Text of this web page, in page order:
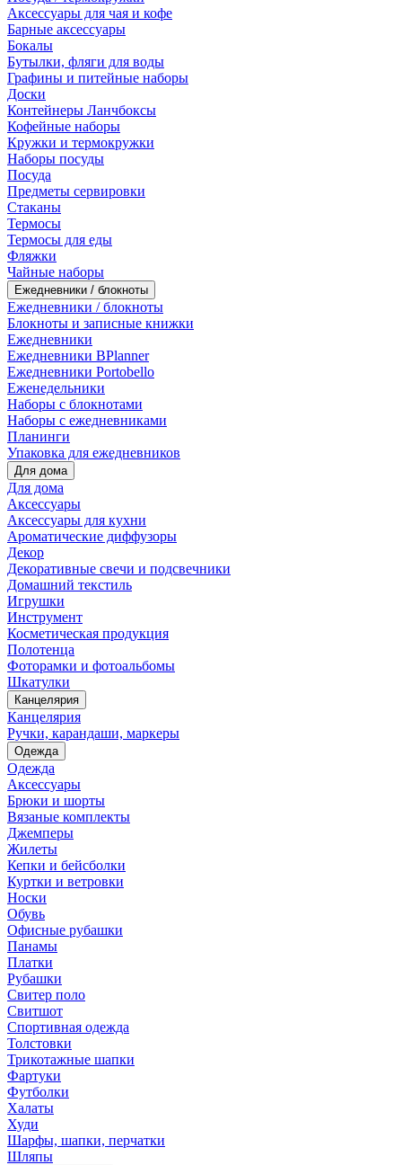
Аксессуары для чая и кофе
Барные аксессуары
Бокалы
Бутылки, фляги для воды
Графины и питейные наборы
Доски
Контейнеры Ланчбоксы
Кофейные наборы
Кружки и термокружки
Наборы посуды
Посуда
Предметы сервировки
Стаканы
Термосы
Термосы для еды
Фляжки
Чайные наборы
Ежедневники / блокноты
Ежедневники / блокноты
Блокноты и записные книжки
Ежедневники
Ежедневники BPlanner
Ежедневники Portobello
Еженедельники
Наборы с блокнотами
Наборы с ежедневниками
Планинги
Упаковка для ежедневников
Для дома
Для дома
Аксессуары
Аксессуары для кухни
Ароматические диффузоры
Декор
Декоративные свечи и подсвечники
Домашний текстиль
Игрушки
Инструмент
Косметическая продукция
Полотенца
Фоторамки и фотоальбомы
Шкатулки
Канцелярия
Канцелярия
Ручки, карандаши, маркеры
Одежда
Одежда
Аксессуары
Брюки и шорты
Вязаные комплекты
Джемперы
Жилеты
Кепки и бейсболки
Куртки и ветровки
Носки
Обувь
Офисные рубашки
Панамы
Платки
Рубашки
Свитер поло
Свитшот
Спортивная одежда
Толстовки
Трикотажные шапки
Фартуки
Футболки
Халаты
Худи
Шарфы, шапки, перчатки
Шляпы